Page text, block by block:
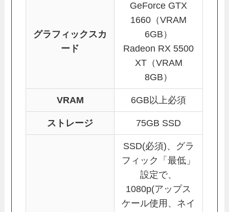
グラフィックスカ
ード
GeForce GTX
1660（VRAM
6GB）
Radeon RX 5500
XT（VRAM
8GB）
VRAM 6GB以上必須
ストレージ 75GB SSD
SSD(必須)、グラ
フィック「最低」
設定で、
1080p(アップス
ケール使用、ネイ